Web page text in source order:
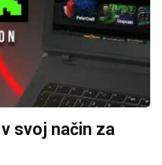
svoj način za